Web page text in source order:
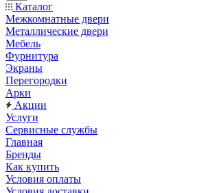
Каталог
Межкомнатные двери
Металлические двери
Мебель
Фурнитура
Экраны
Перегородки
Арки
Акции
Услуги
Сервисные службы
Главная
Бренды
Как купить
Условия оплаты